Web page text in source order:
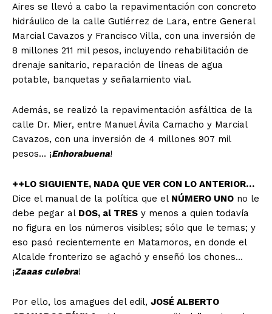
Aires se llevó a cabo la repavimentación con concreto
hidráulico de la calle Gutiérrez de Lara, entre General
Marcial Cavazos y Francisco Villa, con una inversión de
8 millones 211 mil pesos, incluyendo rehabilitación de
drenaje sanitario, reparación de líneas de agua
potable, banquetas y señalamiento vial.
Además, se realizó la repavimentación asfáltica de la
calle Dr. Mier, entre Manuel Ávila Camacho y Marcial
Cavazos, con una inversión de 4 millones 907 mil
pesos… ¡Enhorabuena!
++LO SIGUIENTE, NADA QUE VER CON LO ANTERIOR…
Dice el manual de la política que el NÚMERO UNO no le
debe pegar al DOS, al TRES y menos a quien todavía
no figura en los números visibles; sólo que le temas; y
eso pasó recientemente en Matamoros, en donde el
Alcalde fronterizo se agachó y enseñó los chones…
¡Zaaas culebra!
Por ello, los amagues del edil, JOSÉ ALBERTO